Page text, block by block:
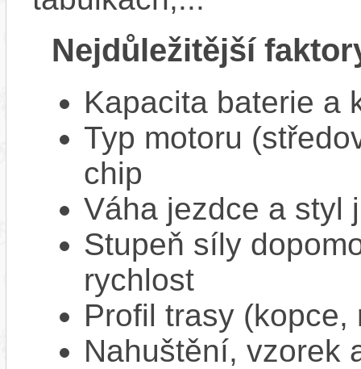
Nejdůležitější
Kapacita baterie a
Typ motoru
chip
Váha jezdce a styl
Stupeň síly
rychlost
Profil trasy
Nahuštění, vzorek